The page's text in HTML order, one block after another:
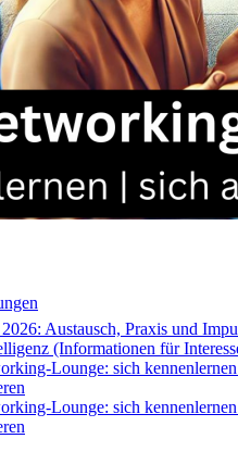
Austausch, Praxis und
(Informationen für
Lounge: sich
Lounge: sich